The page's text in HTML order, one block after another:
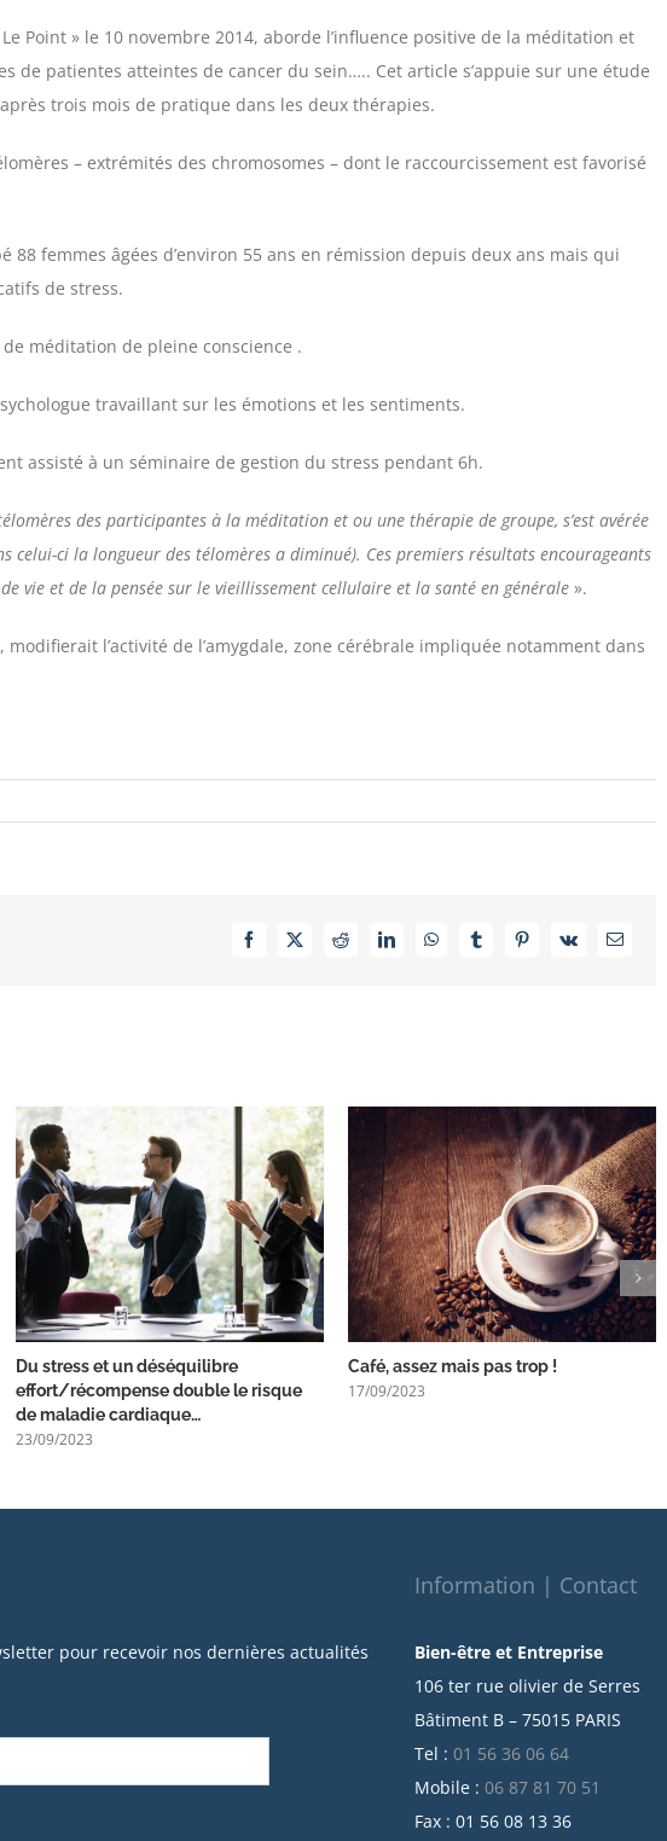
Point » le 10 novembre 2014, aborde l’influence positive de la méditation et
de patientes atteintes de cancer du sein….. Cet article s’appuie sur une étude
trois mois de pratique dans les deux thérapies.
– extrémités des chromosomes – dont le raccourcissement est favorisé
88 femmes âgées d’environ 55 ans en rémission depuis deux ans mais qui
de stress.
méditation de pleine conscience .
travaillant sur les émotions et les sentiments.
assisté à un séminaire de gestion du stress pendant 6h.
des participantes à la méditation et ou une thérapie de groupe, s’est avérée
celui-ci la longueur des télomères a diminué). Ces premiers résultats encourageants
vie et de la pensée sur le vieillissement cellulaire et la santé en générale ».
l’activité de l’amygdale, zone cérébrale impliquée notamment dans
Facebook
X RedditLinkedInWhatsAppTumblrPinterest
Vk Email
Du stress et un déséquilibre
effort/récompense double le risque
de maladie cardiaque…
23/09/2023
Café, assez mais pas trop !
17/09/2023
pour recevoir nos dernières actualités
Information | Contact
Bien-être et Entreprise
106 ter rue olivier de Serres
Bâtiment B – 75015 PARIS
Tel : 01 56 36 06 64
Mobile : 06 87 81 70 51
Fax : 01 56 08 13 36